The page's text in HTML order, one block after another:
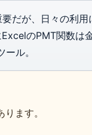
だが、日々の利用
のPMT関数は
ル。
ます。